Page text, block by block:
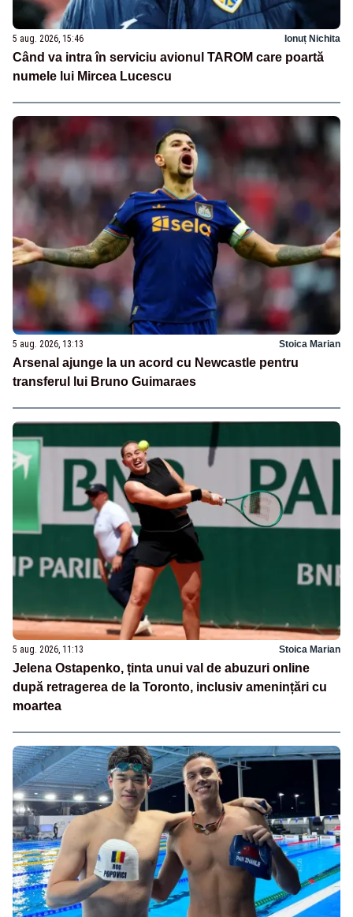
5 aug. 2026, 15:46 Ionuț Nichita
Când va intra în serviciu avionul TAROM care poartă
numele lui Mircea Lucescu
5 aug. 2026, 13:13 Stoica Marian
Arsenal ajunge la un acord cu Newcastle pentru
transferul lui Bruno Guimaraes
5 aug. 2026, 11:13 Stoica Marian
Jelena Ostapenko, ținta unui val de abuzuri online
după retragerea de la Toronto, inclusiv amenințări cu
moartea